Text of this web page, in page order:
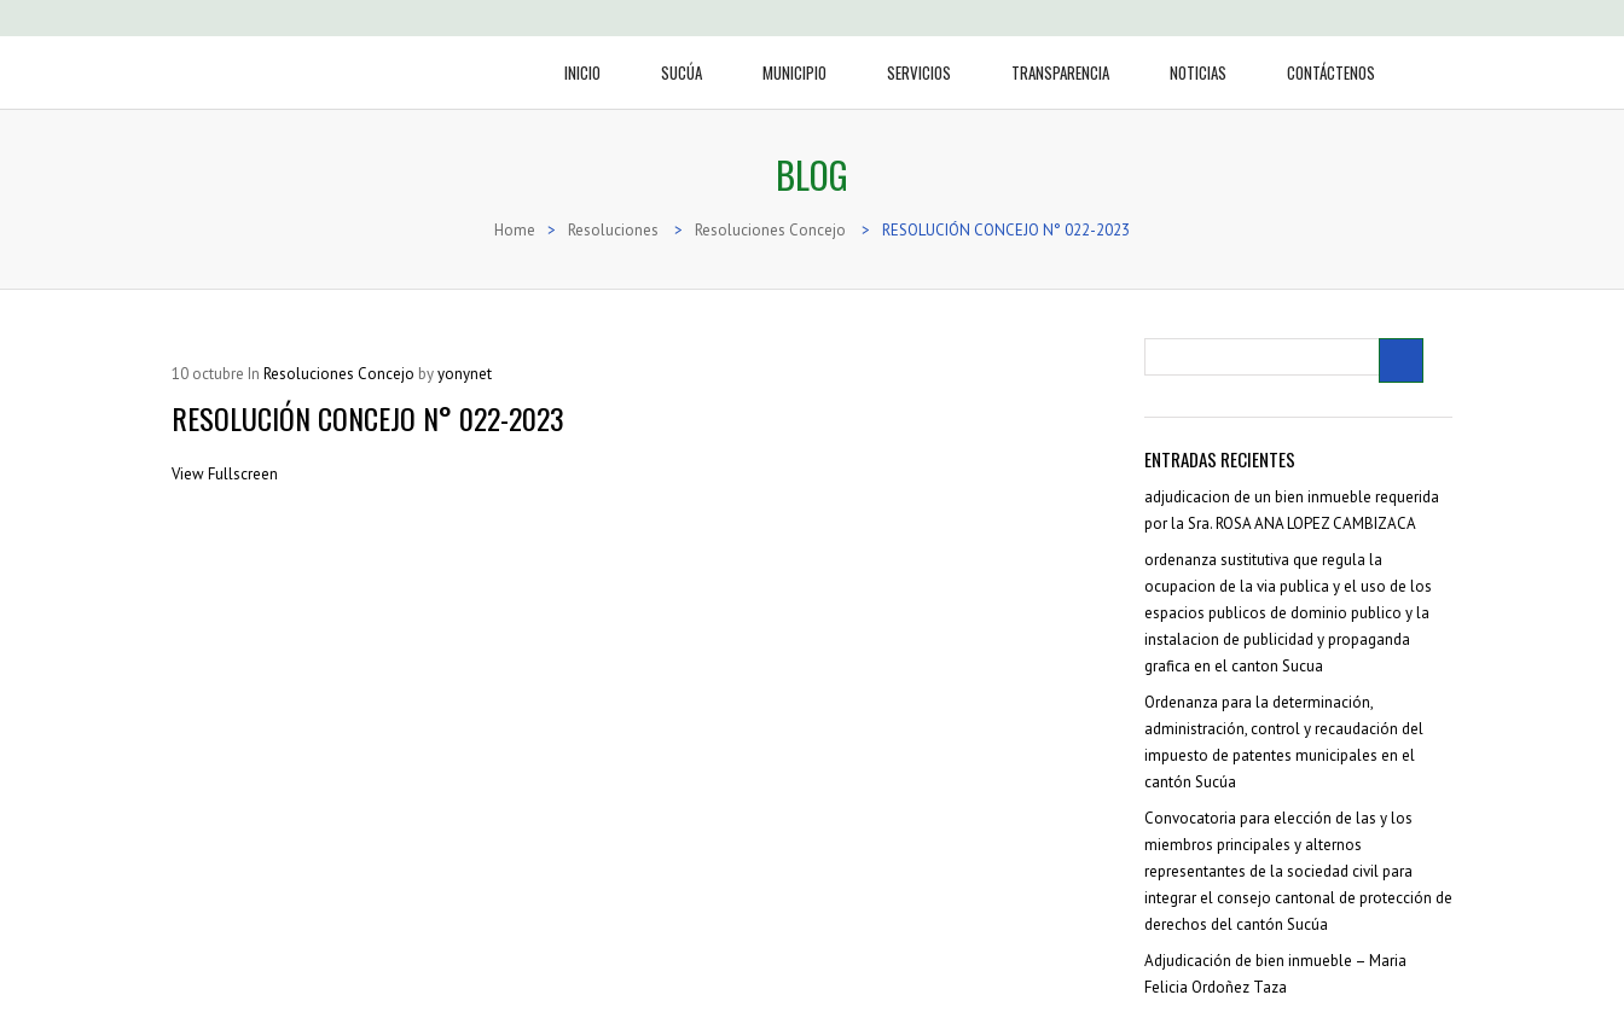
INICIO SUCÚA MUNICIPIO SERVICIOS TRANSPARENCIA NOTICIAS CONTÁCTENOS
BLOG
Home > Resoluciones > Resoluciones Concejo > RESOLUCIÓN CONCEJO N° 022-2023
10 octubre In Resoluciones Concejo byyonynet
RESOLUCIÓN CONCEJO N° 022-2023
View Fullscreen
ENTRADAS RECIENTES
adjudicacion de un bien inmueble requerida
por la Sra. ROSA ANA LOPEZ CAMBIZACA
ordenanza sustitutiva que regula la
ocupacion de la via publica y el uso de los
espacios publicos de dominio publico y la
instalacion de publicidad y propaganda
grafica en el canton Sucua
Ordenanza para la determinación,
administración, control y recaudación del
impuesto de patentes municipales en el
cantón Sucúa
Convocatoria para elección de las y los
miembros principales y alternos
representantes de la sociedad civil para
integrar el consejo cantonal de protección de
derechos del cantón Sucúa
Adjudicación de bien inmueble – Maria
Felicia Ordoñez Taza